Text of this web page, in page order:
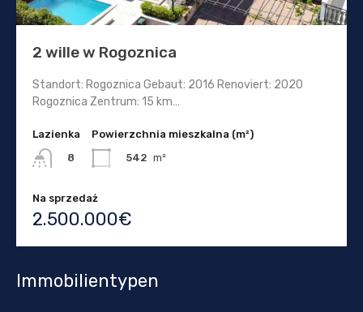
2 wille w Rogoznica
Standort: Rogoznica Gebaut: 2016 Renoviert: 2020
Rogoznica Zentrum: 15 km…
Lazienka
8
Powierzchnia mieszkalna (m²)
542 m²
Na sprzedaż
2.500.000€
Immobilientypen